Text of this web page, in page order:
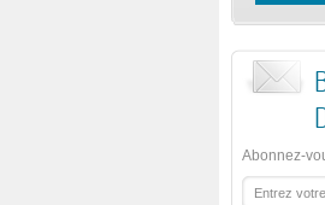
Abonnez-